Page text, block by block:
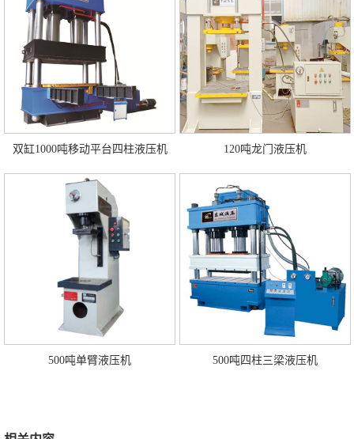
双缸1000吨移动平台四柱液压机 120吨龙门液压机
500吨单臂液压机 500吨四柱三梁液压机